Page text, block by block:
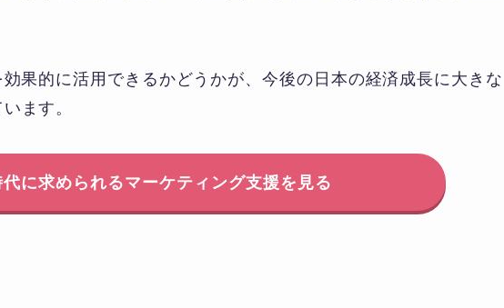
果的に活用できるかどうかが、今後の日本の経済成長に大きな
ます。
に求められるマーケティング支援を見る